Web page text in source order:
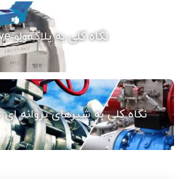
نگاه کلی به پلاگ ولو Plug Valve
نگاه کلی به شیرهای پروانه ای Butterfly Valves